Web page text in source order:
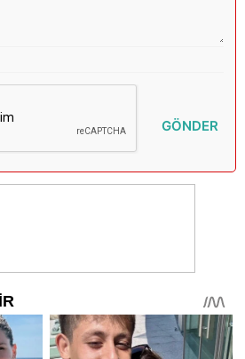
GÖNDER